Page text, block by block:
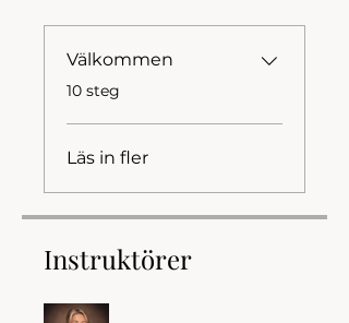
Välkommen
.10 steg
Läs in fler
Instruktörer